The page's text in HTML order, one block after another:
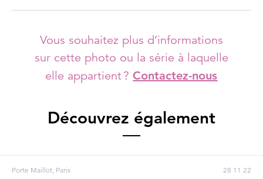
Vous souhaitez plus d’informations
sur cette photo ou la série à laquelle
elle appartient ? Contactez-nous
Découvrez également
Porte Maillot, Paris 28 11 22